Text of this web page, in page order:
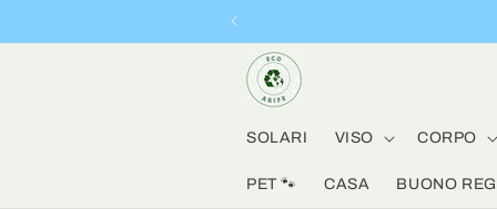
ai contenuti
SOLARI VISO CORPO
PET 🐾 CASA BUONO